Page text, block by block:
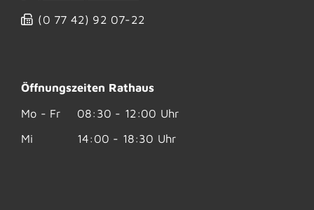
(0 77 42) 92 07-22
Öffnungszeiten Rathaus
Mo - Fr
08:30 - 12:00 Uhr
Mi
14:00 - 18:30 Uhr